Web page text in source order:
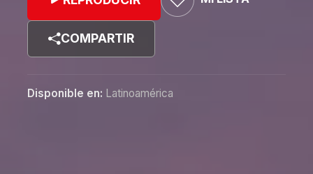
COMPARTIR
Disponible en: Latinoamérica